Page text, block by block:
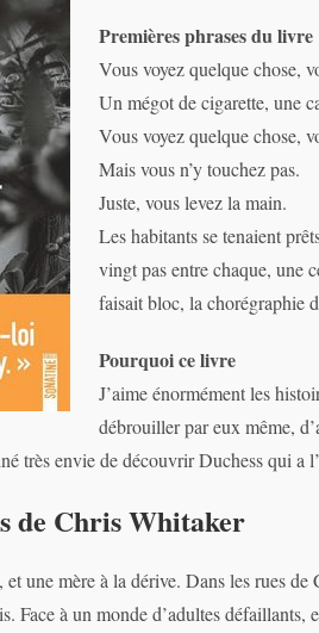
Premières phrases du livre
Vous voyez quelque chose,
Un mégot de cigarette, une
Vous voyez quelque chose,
Mais vous n’y touchez pas.
Juste, vous levez la main.
Les habitants se tenaient
vingt pas entre chaque, une
faisait bloc, la chorégraphie
Pourquoi ce livre
J’aime énormément les
débrouiller par eux même,
très envie de découvrir Duchess qui a
de Chris Whitaker
et une mère à la dérive. Dans les rues
Face à un monde d’adultes